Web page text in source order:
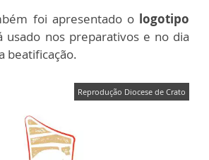
foi apresentado ologotipo
usado nos preparativos e no dia
beatificação.
Reprodução Diocese de Crato